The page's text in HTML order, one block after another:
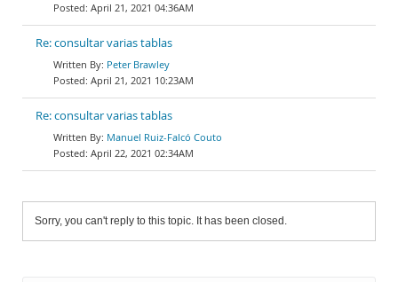
April 21, 2021 04:36AM
Re: consultar varias tablas
Peter Brawley
April 21, 2021 10:23AM
Re: consultar varias tablas
Manuel Ruiz-Falcó Couto
April 22, 2021 02:34AM
Sorry, you can't reply to this topic. It has been closed.